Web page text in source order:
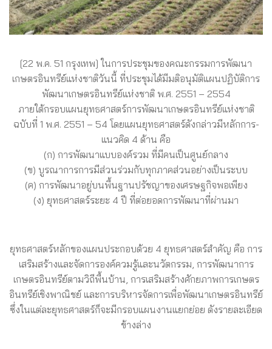
[22 พ.ค. 51 กรุงเทพ] ในการประชุมของคณะกรรมการพัฒนา
เกษตรอินทรีย์แห่งชาติวันนี้ ที่ประชุมได้มีมติอนุมัติแผนปฏิบัติการ
พัฒนาเกษตรอินทรีย์แห่งชาติ พ.ศ. 2551 – 2554
ภายใต้กรอบแผนยุทธศาสตร์การพัฒนาเกษตรอินทรีย์แห่งชาติ
ฉบับที่ 1 พ.ศ. 2551 – 54 โดยแผนยุทธศาสตร์ดังกล่าวมีหลักการ-
แนวคิด 4 ด้าน คือ
(ก) การพัฒนาแบบองค์รวม ที่มีคนเป็นศูนย์กลาง
(ข) บูรณาการการมีส่วนร่วมกับทุกภาคส่วนอย่างเป็นระบบ
(ค) การพัฒนาอยู่บนพื้นฐานปรัชญาของเศรษฐกิจพอเพียง
(ง) ยุทธศาสตร์ระยะ 4 ปี ที่ต่อยอดการพัฒนาที่ผ่านมา
ยุทธศาสตร์หลักของแผนประกอบด้วย 4 ยุทธศาสตร์สำคัญ คือ การ
เสริมสร้างและจัดการองค์ควมรู้และนวัตกรรม, การพัฒนาการ
เกษตรอินทรีย์ตามวิถีพื้นบ้าน, การเสริมสร้างศักยภาพการเกษตร
อินทรีย์เชิงพาณิชย์ และการบริหารจัดการเพื่อพัฒนาเกษตรอินทรีย์
ซึ่งในแต่ละยุทธศาสตร์ก็จะมีกรอบแผนงานแยกย่อย ดังรายละเอียด
ข้างล่าง